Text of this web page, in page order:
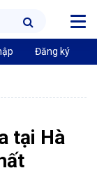
Đăng ký
tại Hà